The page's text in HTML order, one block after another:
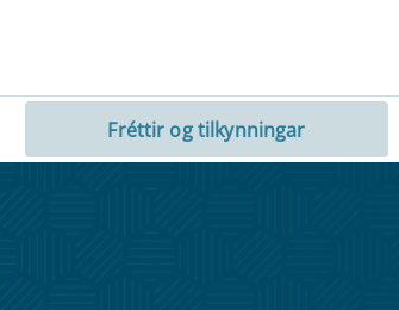
Fréttir og tilkynningar